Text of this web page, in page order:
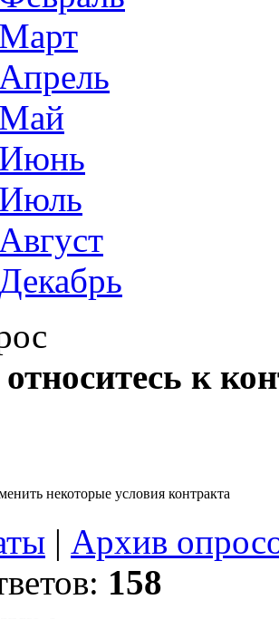
к
некоторые условия контракта
| Архив
158